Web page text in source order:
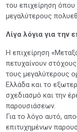
του επιχείρηση όπου
μεγαλύτερους
Λίγα λόγια για την
Η επιχείρηση
πετυχαίνουν
τους μεγαλύτερους
Ελλάδα και το
σχεδιασμό και την
παρουσιάσεων.
Για το λόγο αυτό,
επιτυχημένων